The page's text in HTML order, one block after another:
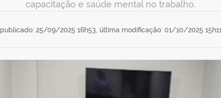
capacitação e saúde mental no trabalho.
publicado: 25/09/2025 16h53, última modificação: 01/10/2025